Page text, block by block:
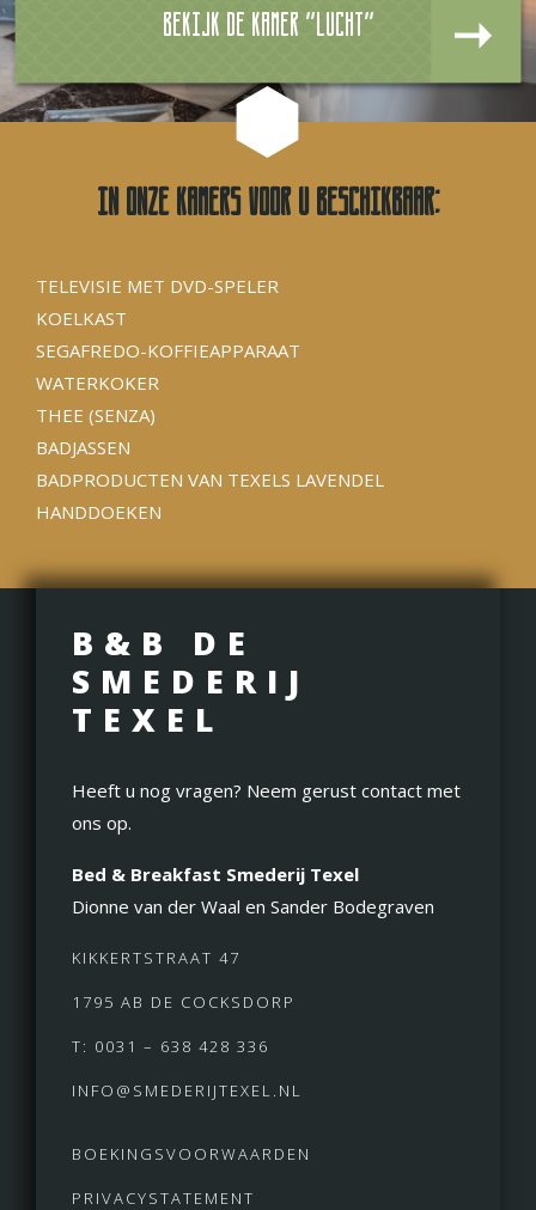
Bekijk de kamer "Lucht"
In onze kamers voor u beschikbaar:
TELEVISIE MET DVD-SPELER
KOELKAST
SEGAFREDO-KOFFIEAPPARAAT
WATERKOKER
THEE (SENZA)
BADJASSEN
BADPRODUCTEN VAN TEXELS LAVENDEL
HANDDOEKEN
B&B DE
SMEDERIJ
TEXEL
Heeft u nog vragen? Neem gerust contact met
ons op.
Bed & Breakfast Smederij Texel
Dionne van der Waal en Sander Bodegraven
KIKKERTSTRAAT 47
1795 AB DE COCKSDORP
T: 0031 – 638 428 336
INFO@SMEDERIJTEXEL.NL
BOEKINGSVOORWAARDEN
PRIVACYSTATEMENT